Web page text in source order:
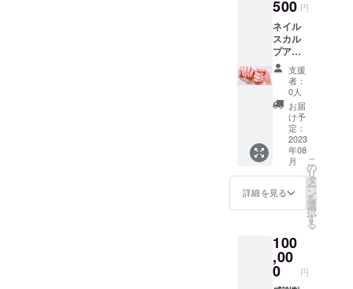
7月〜
9月」
する。
ご購入
いただ
いた方
は、 入
力いた
だいた
ご住所
に、１
回券の
ハガキ
を送ら
せてい
ただき
ます。
【使用
ンディ
ング終
了から
２ヶ月
安は2〜
4本】※
キャラ
アー
ト、
キャラ
クター
の3Dは
不可。
特殊
アート
も不
可。 ご
購入い
ただい
だいた
ご住所
に、5回
券のハ
500 円
ネイル
スカル
プアー
トフ
リー3回
術内
容〜 ネ
イルオ
フ、ネ
イルケ
アを含
めた、
180分以
内に終
わる
ト。
【アー
トの目
安は4〜
支援
者：
0人
お届
け予
定：
2023
年08
月
詳細を見る
こ
の
リ
タ
ー
ン
を
選
択
す
る
100
,00
0 円